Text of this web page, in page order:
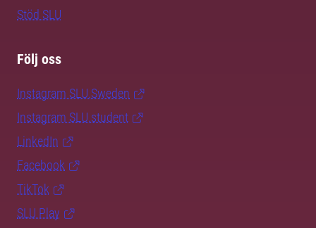
Stöd SLU
Följ oss
Instagram SLU.Sweden
Instagram SLU.student
LinkedIn
Facebook
TikTok
SLU Play